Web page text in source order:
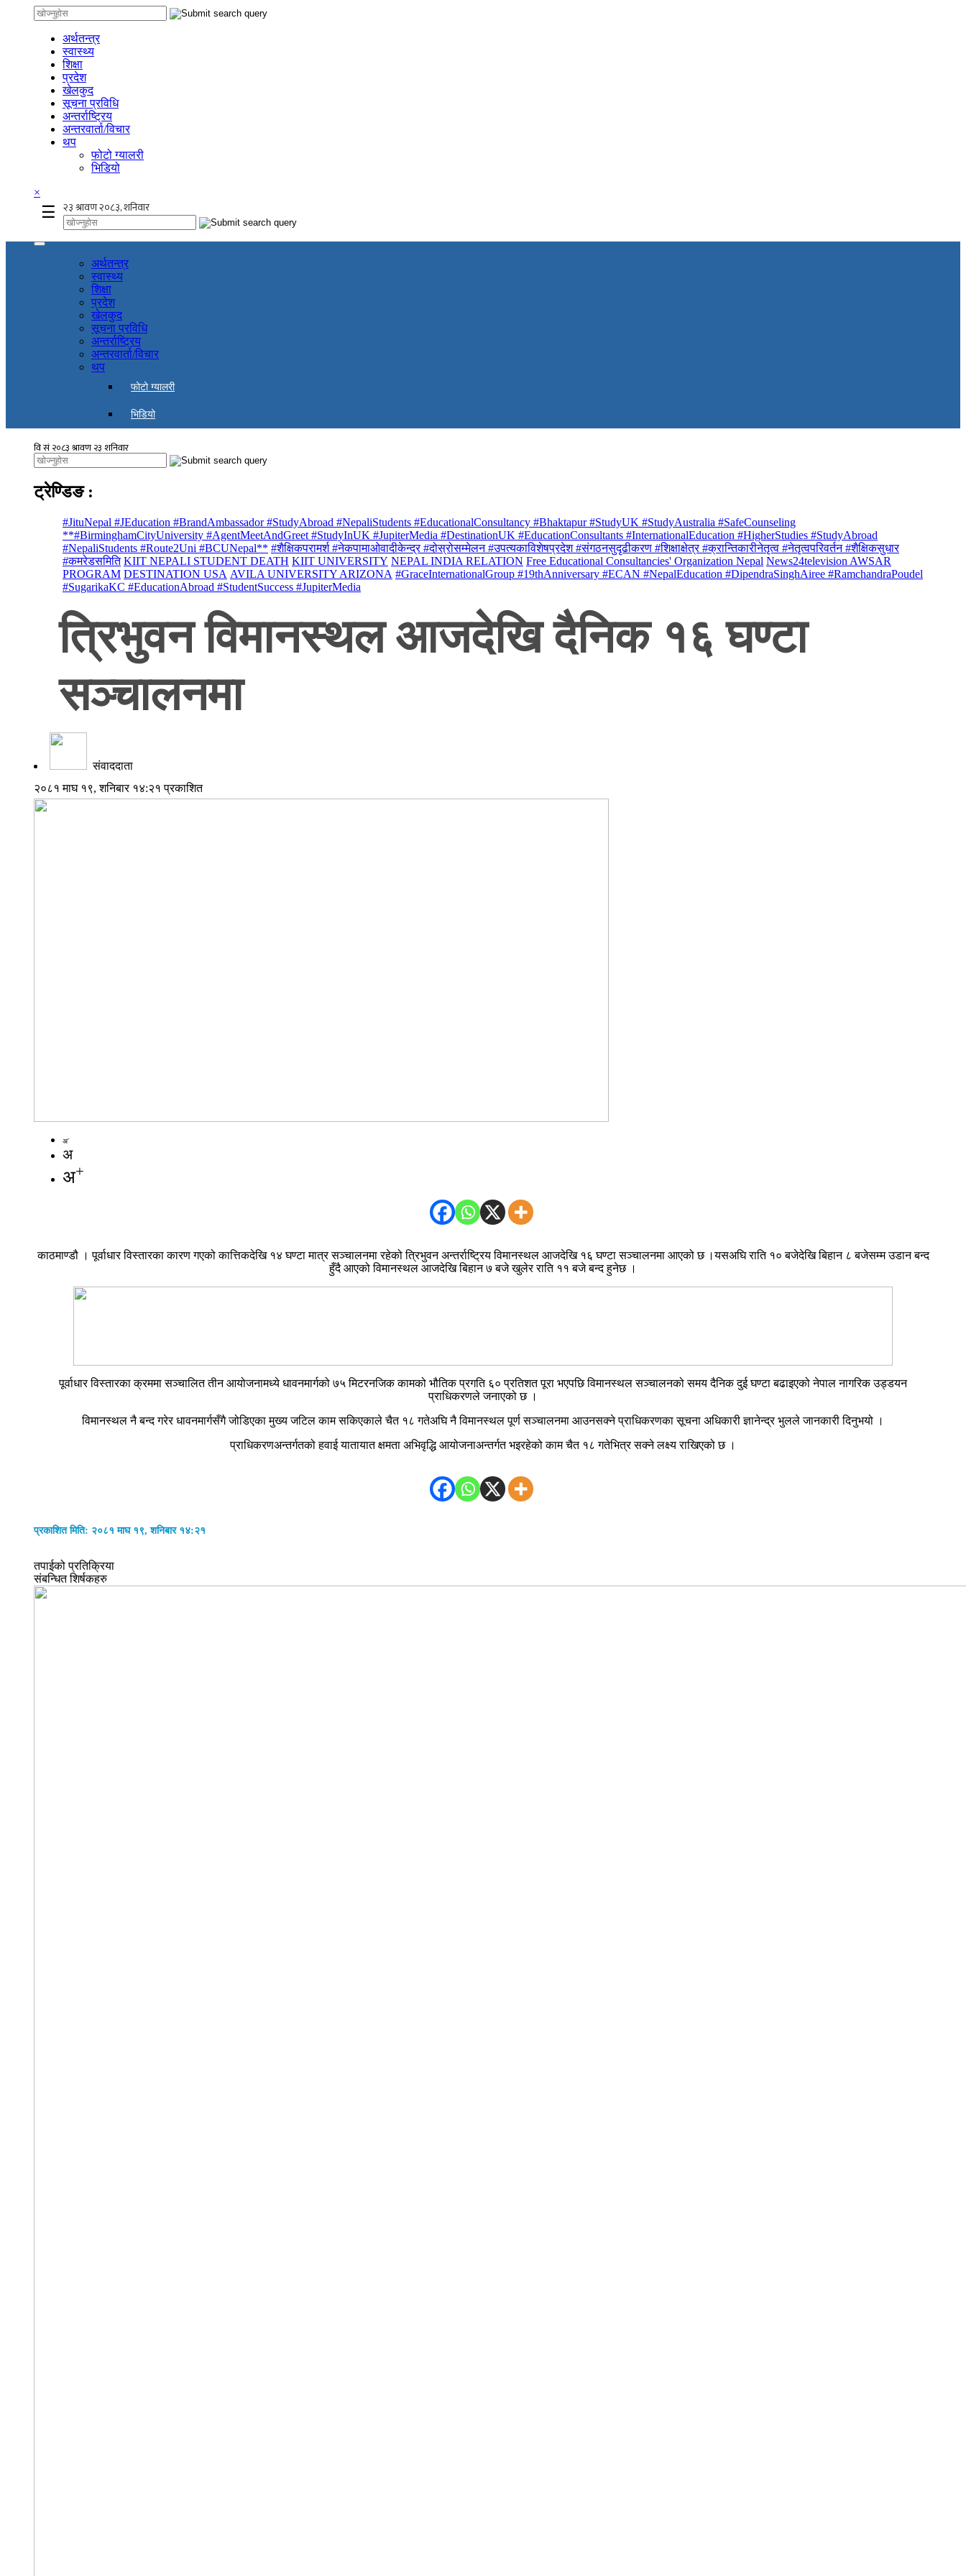
अर्थतन्त्र
स्वास्थ्य
शिक्षा
प्रदेश
खेलकुद
सूचना प्रविधि
अन्तर्राष्ट्रिय
अन्तरवार्ता/विचार
थप
फोटो ग्यालरी
भिडियो
×
☰
अर्थतन्त्र
स्वास्थ्य
शिक्षा
प्रदेश
खेलकुद
सूचना प्रविधि
अन्तर्राष्ट्रिय
अन्तरवार्ता/विचार
थप
फोटो ग्यालरी
भिडियो
ट्रेण्डिङ :
#JituNepal #JEducation #BrandAmbassador #StudyAbroad #NepaliStudents #EducationalConsultancy #Bhaktapur #StudyUK #StudyAustralia #SafeCounseling
**#BirminghamCityUniversity #AgentMeetAndGreet #StudyInUK #JupiterMedia #DestinationUK #EducationConsultants #InternationalEducation #HigherStudies #StudyAbroad
#NepaliStudents #Route2Uni #BCUNepal** #शैक्षिकपरामर्श #नेकपामाओवादीकेन्द्र #दोस्रोसम्मेलन #उपत्यकाविशेषप्रदेश #संगठनसुदृढीकरण #शिक्षाक्षेत्र #क्रान्तिकारीनेतृत्व #नेतृत्वपरिवर्तन #शैक्षिकसुधार
#कमरेडसमिति KIIT NEPALI STUDENT DEATH KIIT UNIVERSITY NEPAL INDIA RELATION Free Educational Consultancies' Organization Nepal News24television AWSAR
PROGRAM DESTINATION USA AVILA UNIVERSITY ARIZONA #GraceInternationalGroup #19thAnniversary #ECAN #NepalEducation #DipendraSinghAiree #RamchandraPoudel
#SugarikaKC #EducationAbroad #StudentSuccess #JupiterMedia
त्रिभुवन विमानस्थल आजदेखि दैनिक १६ घण्टा
सञ्चालनमा
संवाददाता
२०८१ माघ १९, शनिबार १४:२१ प्रकाशित
अ-
अ
अ+
काठमाण्डौ । पूर्वाधार विस्तारका कारण गएको कात्तिकदेखि १४ घण्टा मात्र सञ्चालनमा रहेको त्रिभुवन अन्तर्राष्ट्रिय विमानस्थल आजदेखि १६ घण्टा सञ्चालनमा आएको छ ।यसअघि राति १० बजेदेखि बिहान ८ बजेसम्म उडान बन्द
हुँदै आएको विमानस्थल आजदेखि बिहान ७ बजे खुलेर राति ११ बजे बन्द हुनेछ ।
पूर्वाधार विस्तारका क्रममा सञ्चालित तीन आयोजनामध्ये धावनमार्गको ७५ मिटरनजिक कामको भौतिक प्रगति ६० प्रतिशत पूरा भएपछि विमानस्थल सञ्चालनको समय दैनिक दुई घण्टा बढाइएको नेपाल नागरिक उड्डयन
प्राधिकरणले जनाएको छ ।
विमानस्थल नै बन्द गरेर धावनमार्गसँगै जोडिएका मुख्य जटिल काम सकिएकाले चैत १८ गतेअघि नै विमानस्थल पूर्ण सञ्चालनमा आउनसक्ने प्राधिकरणका सूचना अधिकारी ज्ञानेन्द्र भुलले जानकारी दिनुभयो ।
प्राधिकरणअन्तर्गतको हवाई यातायात क्षमता अभिवृद्धि आयोजनाअन्तर्गत भइरहेको काम चैत १८ गतेभित्र सक्ने लक्ष्य राखिएको छ ।
प्रकाशित मिति: २०८१ माघ १९, शनिबार १४:२१
तपाईको प्रतिक्रिया
संबन्धित शिर्षकहरु